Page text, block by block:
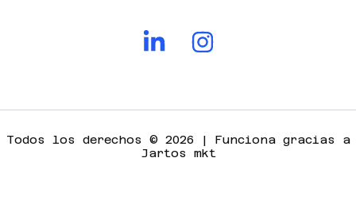
Todos los derechos © 2026 | Funciona gracias a
Jartos mkt